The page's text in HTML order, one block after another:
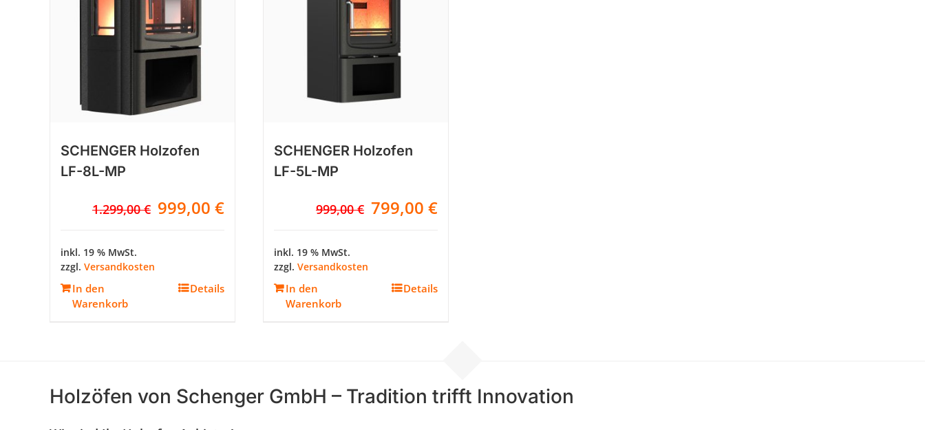
SCHENGER Holzofen
LF-8L-MP
1.299,00€ Ursprünglicher
999,00 €Aktueller
999,00 €.
inkl. 19 % MwSt.
zzgl. Versandkosten
In den
Warenkorb
Details
SCHENGER Holzofen
LF-5L-MP
999,00€ Ursprünglicher
799,00 €Aktueller
inkl. 19 % MwSt.
zzgl. Versandkosten
In den
Warenkorb
Details
Holzöfen von Schenger GmbH – Tradition trifft Innovation